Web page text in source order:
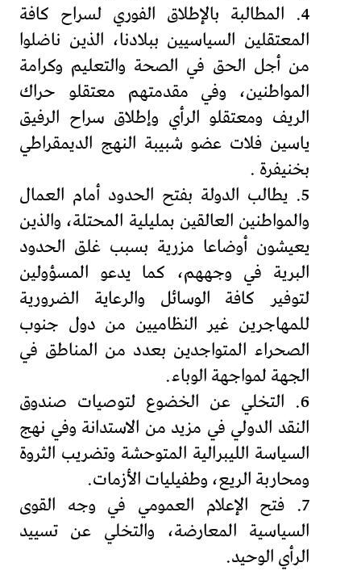
4. المطالبة بالإطلاق الفوري لسراح كافة
المعتقلين السياسيين ببلادنا، الذين ناضلوا
من أجل الحق في الصحة والتعليم وكرامة
المواطنين، وفي مقدمتهم معتقلو حراك
الريف ومعتقلو الرأي وإطلاق سراح الرفيق
ياسين فلات عضو شبيبة النهج الديمقراطي
بخنيفرة .
5. يطالب الدولة بفتح الحدود أمام العمال
والمواطنين العالقين بمليلية المحتلة، والذين
يعيشون أوضاعا مزرية بسبب غلق الحدود
البرية في وجههم، كما يدعو المسؤولين
لتوفير كافة الوسائل والرعاية الضرورية
للمهاجرين غير النظاميين من دول جنوب
الصحراء المتواجدين بعدد من المناطق في
الجهة لمواجهة الوباء.
6. التخلي عن الخضوع لتوصيات صندوق
النقد الدولي في مزيد من الاستدانة وفي نهج
السياسة الليبرالية المتوحشة وتضريب الثروة
ومحاربة الريع، وطفيليات الأزمات.
7. فتح الإعلام العمومي في وجه القوى
السياسية المعارضة، والتخلي عن تسييد
الرأي الوحيد.